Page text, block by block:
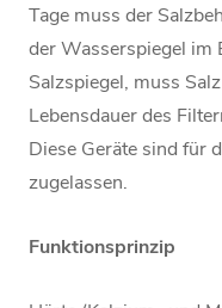
Tage muss der
der Wasserspiegel im
Salzspiegel, muss
Lebensdauer des
Diese Geräte sind für
zugelassen.
Funktionsprinzip